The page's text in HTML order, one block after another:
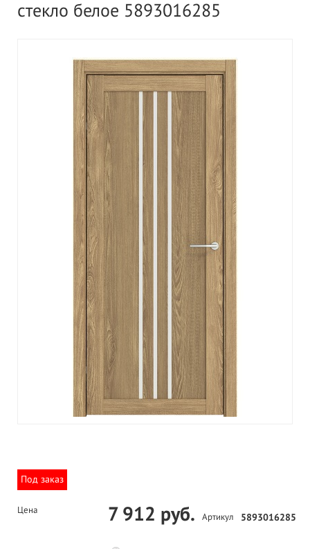
стекло белое 5893016285
Под заказ
Цена 7 912 руб. Артикул 5893016285